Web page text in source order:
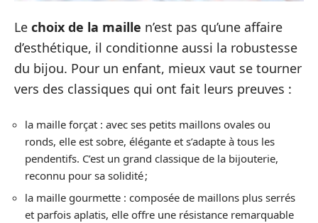
Le choix de la maille n’est pas qu’une affaire
d’esthétique, il conditionne aussi la robustesse
du bijou. Pour un enfant, mieux vaut se tourner
vers des classiques qui ont fait leurs preuves :
la maille forçat : avec ses petits maillons ovales ou
ronds, elle est sobre, élégante et s’adapte à tous les
pendentifs. C’est un grand classique de la bijouterie,
reconnu pour sa solidité ;
la maille gourmette : composée de maillons plus serrés
et parfois aplatis, elle offre une résistance remarquable